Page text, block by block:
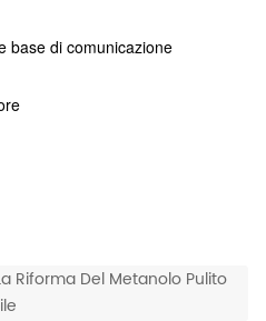
base di comunicazione
Riforma Del Metanolo Pulito